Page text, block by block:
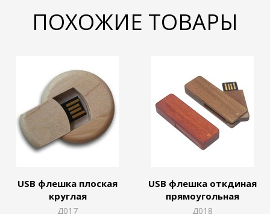
ПОХОЖИЕ ТОВАРЫ
USB флешка плоская
круглая
Д017
USB флешка откдиная
прямоугольная
Д018